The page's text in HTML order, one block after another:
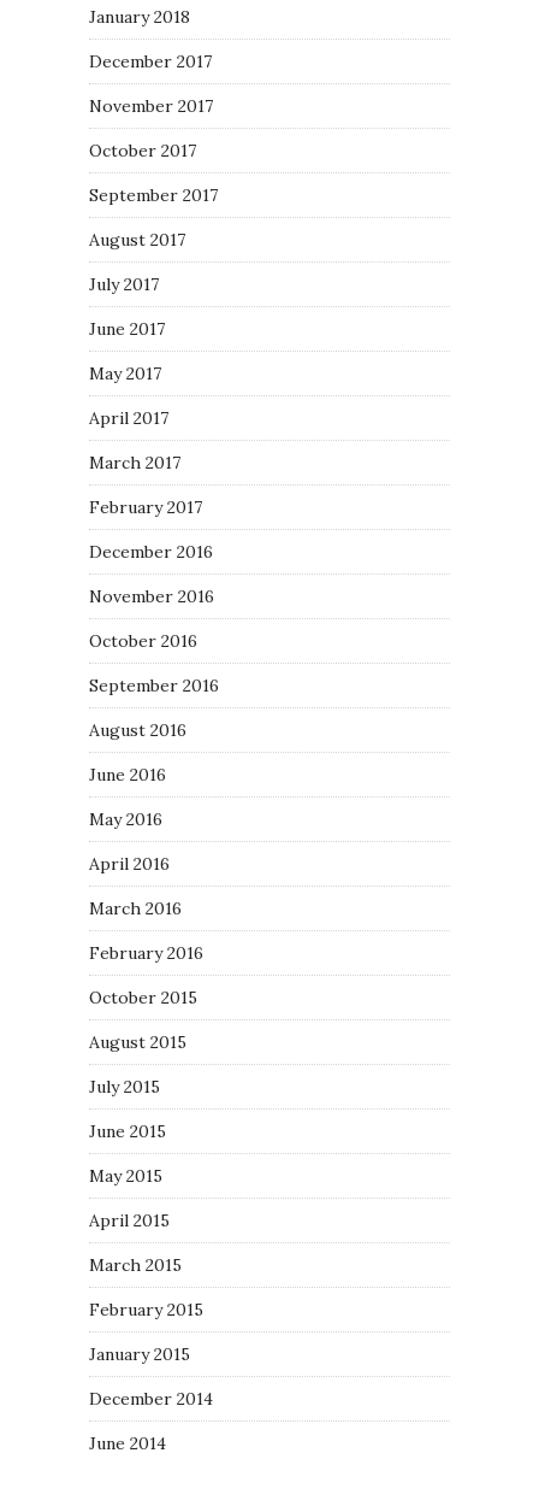
January 2018
December 2017
November 2017
October 2017
September 2017
August 2017
July 2017
June 2017
May 2017
April 2017
March 2017
February 2017
December 2016
November 2016
October 2016
September 2016
August 2016
June 2016
May 2016
April 2016
March 2016
February 2016
October 2015
August 2015
July 2015
June 2015
May 2015
April 2015
March 2015
February 2015
January 2015
December 2014
June 2014